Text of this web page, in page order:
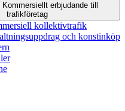
Kommersiellt erbjudande till
trafikföretag
kollektivtrafik
och konstinköp